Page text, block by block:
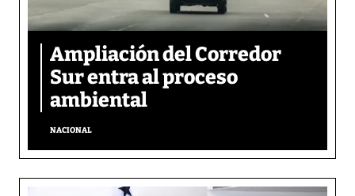
Ampliación del Corredor
Sur entra al proceso
ambiental
NACIONAL